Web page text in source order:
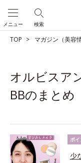
検索
メニュー
TOP マガジン（美容
オルビスア
BBのまとめ
ポ
少